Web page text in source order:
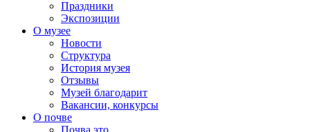
Праздники
Экспозиции
О музее
Новости
Структура
История музея
Отзывы
Музей благодарит
Вакансии, конкурсы
О почве
Почва это